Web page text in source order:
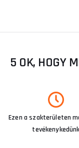
5 OK, HOGY
Ezen a szakterületen
tevékenykedünk